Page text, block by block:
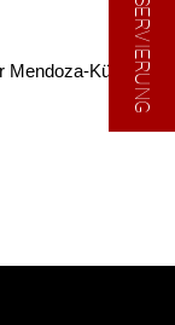
Mendoza-KücheRESERVIERUNG